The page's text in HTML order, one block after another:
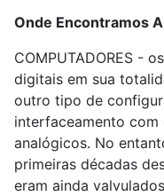
Onde Encontramos
COMPUTADORES -
digitais em sua
outro tipo de
interfaceamento
analógicos. No
primeiras décadas
eram ainda